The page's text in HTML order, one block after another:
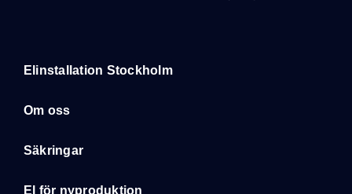
Elinstallation Stockholm
Om oss
Säkringar
El för nyproduktion